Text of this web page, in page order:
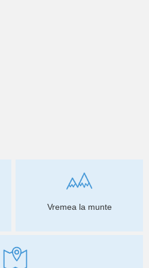
Vremea la munte